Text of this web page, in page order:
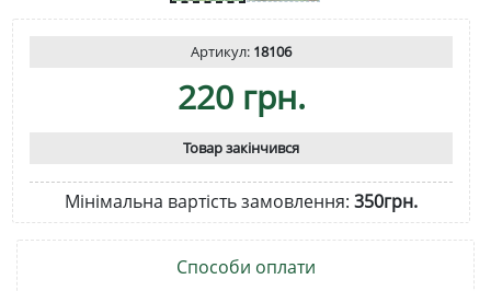
Артикул: 18106
220 грн.
Товар закінчився
Мінімальна вартість замовлення: 350грн.
Способи оплати